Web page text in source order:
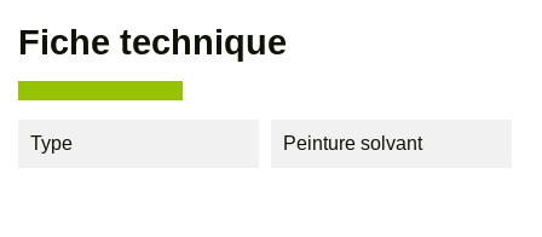
Fiche technique
Type Peinture solvant